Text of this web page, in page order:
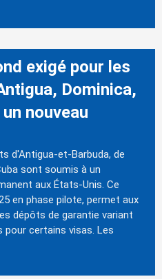
exigé pour les
Dominica,
nouveau
d'Antigua-et-Barbuda, de
sont soumis à un
aux États-Unis. Ce
en phase pilote, permet aux
dépôts de garantie variant
pour certains visas. Les